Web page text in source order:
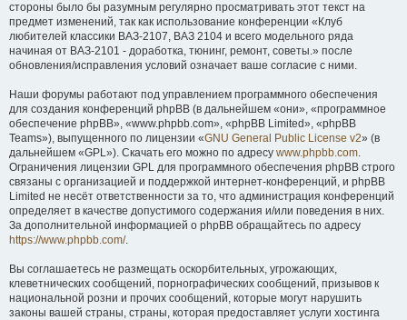
стороны было бы разумным регулярно просматривать этот текст на
предмет изменений, так как использование конференции «Клуб
любителей классики ВАЗ-2107, ВАЗ 2104 и всего модельного ряда
начиная от ВАЗ-2101 - доработка, тюнинг, ремонт, советы.» после
обновления/исправления условий означает ваше согласие с ними.
Наши форумы работают под управлением программного обеспечения
для создания конференций phpBB (в дальнейшем «они», «программное
обеспечение phpBB», «www.phpbb.com», «phpBB Limited», «phpBB
Teams»), выпущенного по лицензии «GNU General Public License v2» (в
дальнейшем «GPL»). Скачать его можно по адресу www.phpbb.com.
Ограничения лицензии GPL для программного обеспечения phpBB строго
связаны с организацией и поддержкой интернет-конференций, и phpBB
Limited не несёт ответственности за то, что администрация конференций
определяет в качестве допустимого содержания и/или поведения в них.
За дополнительной информацией о phpBB обращайтесь по адресу
https://www.phpbb.com/.
Вы соглашаетесь не размещать оскорбительных, угрожающих,
клеветнических сообщений, порнографических сообщений, призывов к
национальной розни и прочих сообщений, которые могут нарушить
законы вашей страны, страны, которая предоставляет услуги хостинга